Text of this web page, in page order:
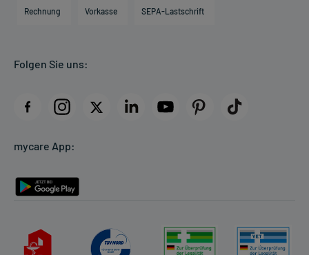
Direktabrechnung PKV
AGB
Datenschutz
Rückgabe/Widerruf
Rechnung Vorkasse SEPA-Lastschrift
Folgen Sie uns:
mycare App: